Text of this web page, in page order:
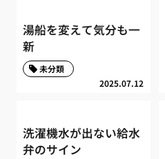
湯船を変えて気分も一
新
2025.07.12
未分類
洗濯機水が出ない給水
弁のサイン